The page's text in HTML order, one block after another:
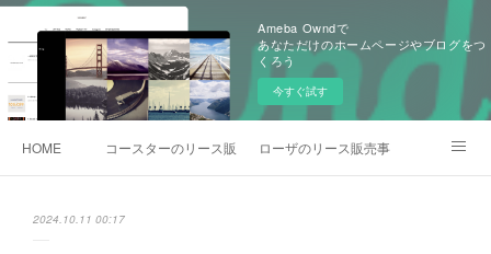
Ameba Owndで
あなただけのホームページやブログをつ
くろう
今すぐ試す
HOME コースターのリース販売事例ローザのリース販売事例
2024.10.11 00:17